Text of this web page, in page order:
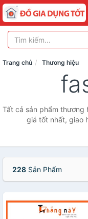
Trang chủ Thương hiệu
Tất cả sản phẩm thương
giá tốt nhất, giao
228 Sản Phẩm